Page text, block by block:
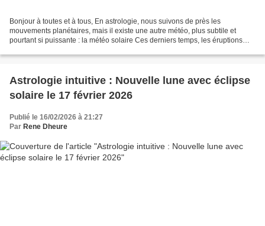
Bonjour à toutes et à tous, En astrologie, nous suivons de près les
mouvements planétaires, mais il existe une autre météo, plus subtile et
pourtant si puissante : la météo solaire Ces derniers temps, les éruptions
Astrologie intuitive : Nouvelle lune avec éclipse
solaire le 17 février 2026
Publié le 16/02/2026 à 21:27
Par Rene Dheure